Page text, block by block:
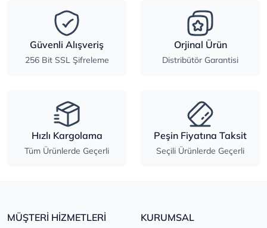
Güvenli Alışveriş
256 Bit SSL Şifreleme
Orjinal Ürün
Distribütör Garantisi
Hızlı Kargolama
Tüm Ürünlerde Geçerli
Peşin Fiyatına Taksit
Seçili Ürünlerde Geçerli
MÜŞTERİ HİZMETLERİ KURUMSAL